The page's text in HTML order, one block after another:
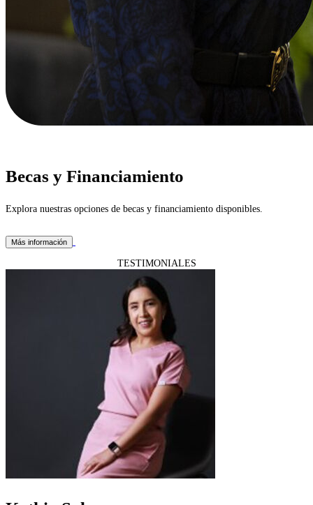
Becas y Financiamiento
Explora nuestras opciones de becas y financiamiento disponibles.
Más información
TESTIMONIALES